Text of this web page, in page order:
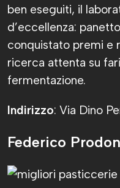
ben eseguiti, il
d’eccellenza:
conquistato premi e
ricerca attenta su
fermentazione.
Indirizzo: Via Dino
Federico